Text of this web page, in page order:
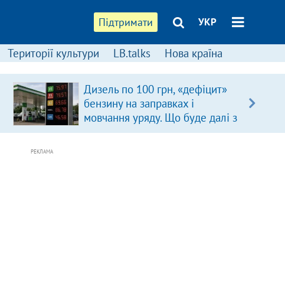
Підтримати УКР
Території культури LB.talks Нова країна
Дизель по 100 грн, «дефіцит»
бензину на заправках і
мовчання уряду. Що буде далі з
цінами на пальне?
РЕКЛАМА